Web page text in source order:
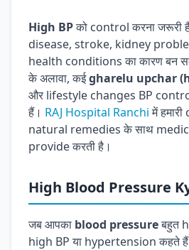
High BPको control करना जरूरी
disease, stroke, kidney
health conditions का कारण बन
के अलावा, कईgharelu upchar
और lifestyle changes BP
हैं। RAJ Hospital Ranchiमें
natural remedies के साथ
provide करती है।
High Blood Pressure
जब आपका blood pressureबहुत
high BP या hypertension कहते